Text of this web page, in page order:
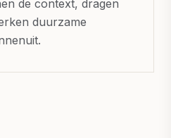
de context, dragen
duurzame